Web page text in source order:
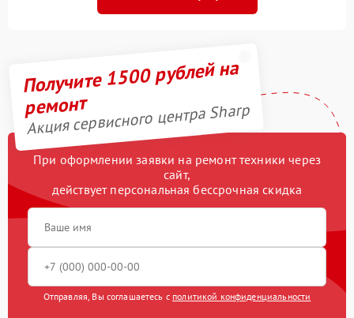
Получите 1500 рублей на
ремонт
Акция сервисного центра Sharp
При оформлении заявки на ремонт техники через
сайт,
действует персональная бессрочная скидка
Отправляя, Вы соглашаетесь с политикой конфиденциальности